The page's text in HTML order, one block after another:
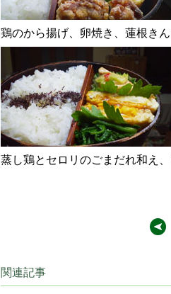
鶏のから揚げ、卵焼き、蓮根き
蒸し鶏とセロリのごまだれ和え
関連記事